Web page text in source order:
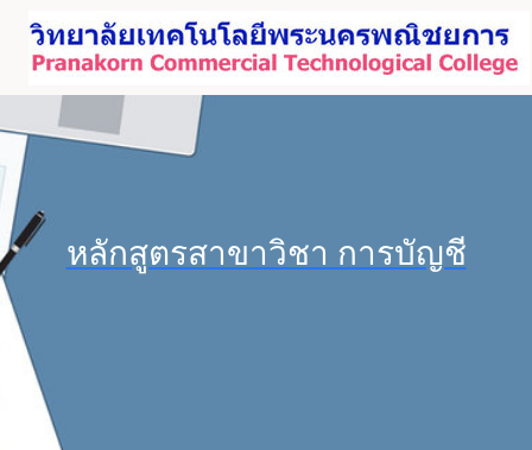
Skip
content
หลักสูตรสาขาวิชา การบัญชี